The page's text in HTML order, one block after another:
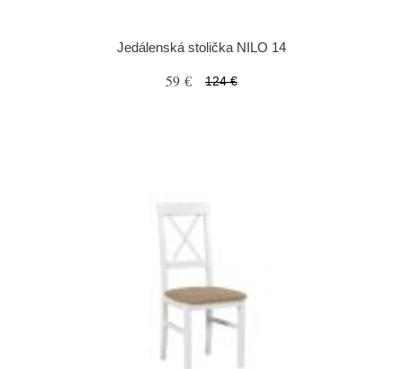
Jedálenská stolička NILO 14
59 € 124 €